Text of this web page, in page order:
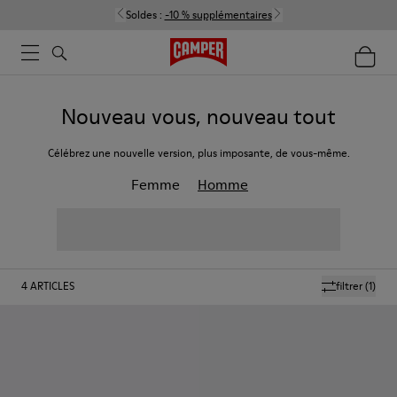
Soldes : -10 % supplémentaires
Nouveau vous, nouveau tout
Célébrez une nouvelle version, plus imposante, de vous-même.
Femme Homme
filtrer(1)
4ARTICLES